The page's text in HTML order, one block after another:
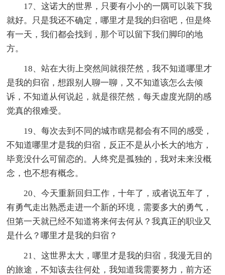
17、这诺大的世界，只要有小小的一隅可以装下我
就好。只是我还不确定，哪里才是我的归宿吧，但是终
有一天，我们都会找到，那个可以留下我们脚印的地
方。
18、站在大街上突然间就很茫然，我不知道哪里才
是我的归宿，想跟别人聊一聊，又不知道该怎么去倾
诉，不知道从何说起，就是很茫然，每天虚度光阴的感
觉真的很难受。
19、每次去到不同的城市瞎晃都会有不同的感受，
不知道哪里才是我的归宿，反正不是从小长大的地方，
毕竟没什么可留恋的。人终究是孤独的，我对未来没概
念，也不想有概念。
20、今天重新回归工作，十年了，或者说五年了，
有勇气走出熟悉走进一个新的环境，需要多大的勇气，
但第一天就已经不知道将来何去何从？我真正的职业又
是什么？哪里才是我的归宿？
21、这世界太大，哪里才是我的归宿，我漫无目的
的旅途，不知该去往何处，我知道我需要努力，前方还